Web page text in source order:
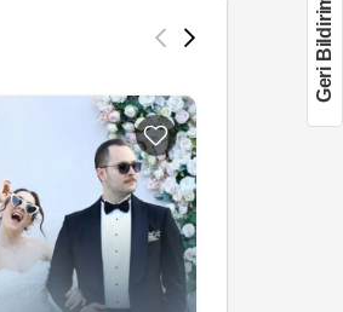
Geri Bildirim